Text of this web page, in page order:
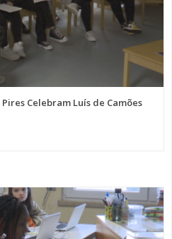
Celebram Luís de Camões